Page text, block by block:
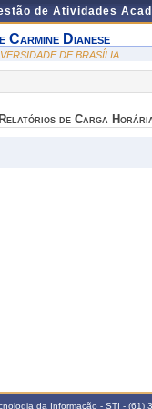
de Atividades
Carmine Dianese
DE BRASÍLIA
Relatórios de Carga
da Informação - STI -